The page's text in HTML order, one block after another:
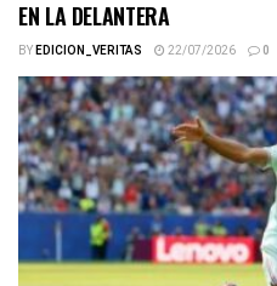
EN LA DELANTERA
BYEDICION_VERITAS 22/07/2026 0